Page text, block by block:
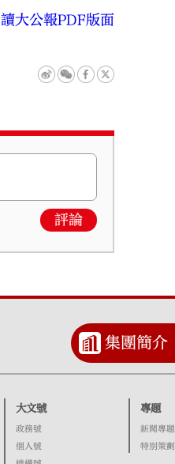
讀大公報PDF版面
評論
集團簡介
大文號
政務號
個人號
專題
新聞專題
特別策劃